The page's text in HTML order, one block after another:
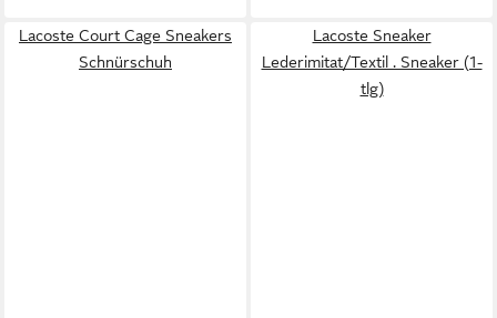
Lacoste Court Cage Sneakers
Schnürschuh
Lacoste Sneaker
Lederimitat/Textil . Sneaker (1-
tlg)